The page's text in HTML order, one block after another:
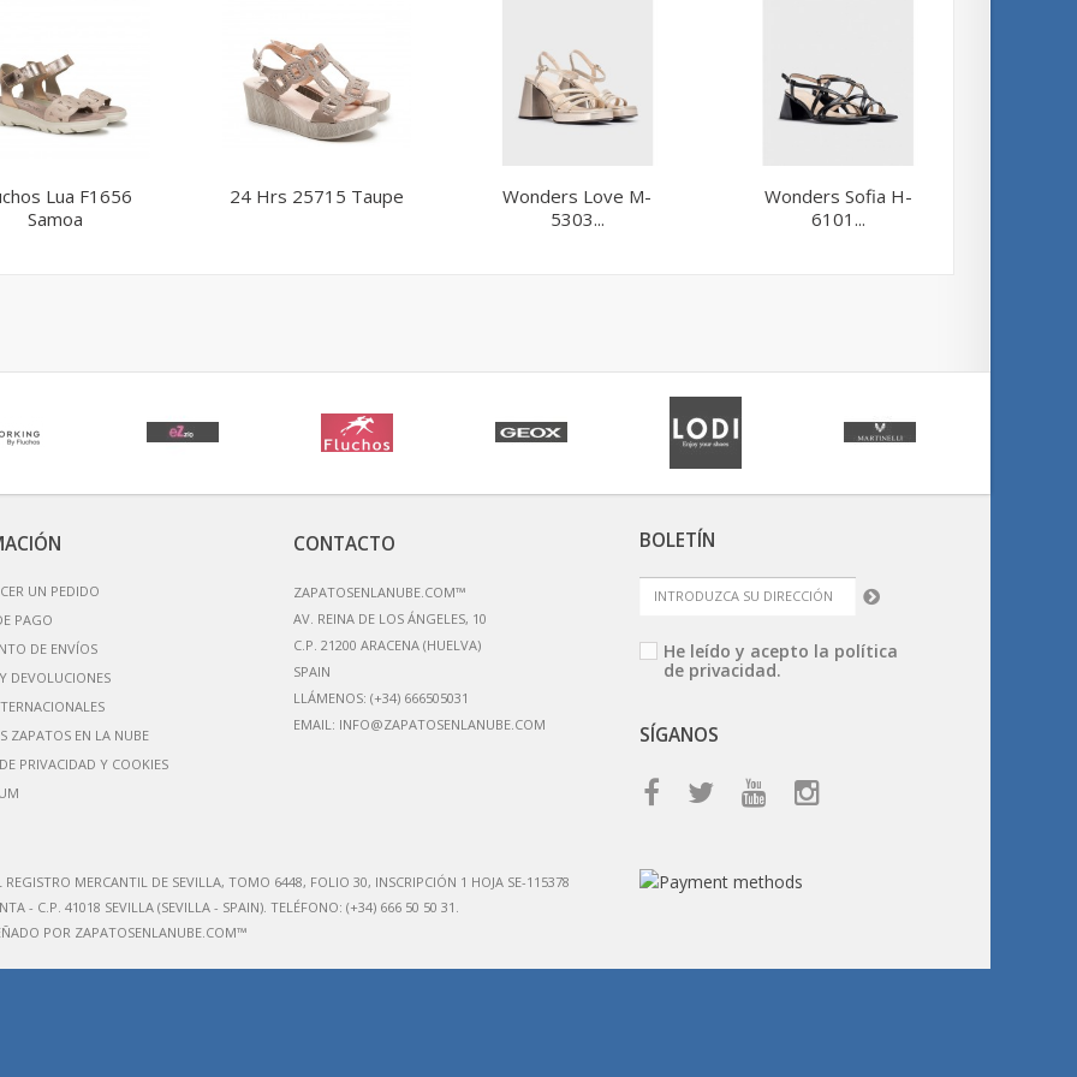
Lua F1656
Samoa
24 Hrs 25715 Taupe
Wonders Love M-
5303...
Wonders Sofia H-
6101...
UN PEDIDO
PAGO
DE ENVÍOS
DEVOLUCIONES
ZAPATOS EN LA NUBE
PRIVACIDAD Y COOKIES
CONTACTO
ZAPATOSENLANUBE.COM™
AV. REINA DE LOS ÁNGELES, 10
C.P. 21200 ARACENA (HUELVA)
LLÁMENOS: (+34) 666505031
EMAIL: INFO@ZAPATOSENLANUBE.COM
BOLETÍN
He leído y acepto la política
de privacidad.
SÍGANOS
REGISTRO MERCANTIL DE SEVILLA, TOMO 6448, FOLIO 30, INSCRIPCIÓN 1 HOJA SE-115378
- C.P. 41018 SEVILLA (SEVILLA - SPAIN) . TELÉFONO: (+34) 666 50 50 31.
POR ZAPATOSENLANUBE.COM™